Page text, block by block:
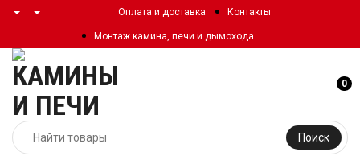
Оплата и доставка Контакты
Монтаж камина, печи и дымохода
Поиск
0